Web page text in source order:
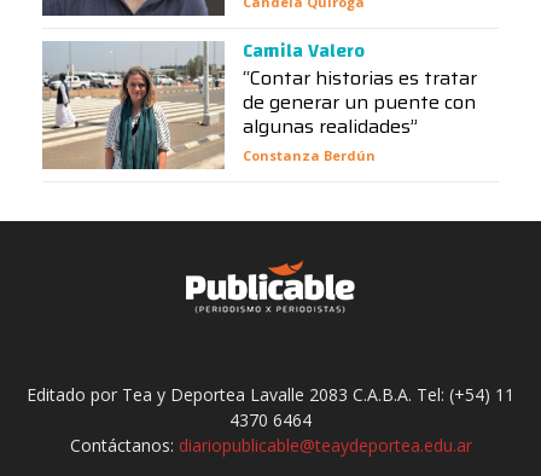
Camila Valero
“Contar historias es tratar
de generar un puente con
algunas realidades”
Constanza Berdún
Editado por Tea y Deportea Lavalle 2083 C.A.B.A. Tel: (+54) 11
4370 6464
Contáctanos: diariopublicable@teaydeportea.edu.ar